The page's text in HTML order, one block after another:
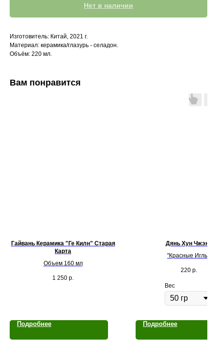
Нет в наличии
Изготовитель: Китай, 2021 г.
Материал: керамика/глазурь - селадон.
Объём: 220 мл.
Вам понравится
Гайвань Керамика "Ге Килн" Старая
Карта
Объем 160 мл
1 250 р.
Подробнее
Дянь Хун Чжэнь
"Красные Иглы"
220 р.
Вес
Подробнее